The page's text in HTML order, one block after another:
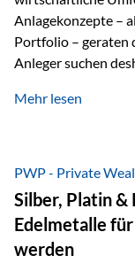
Anlagekonzepte –
Portfolio – geraten
Anleger suchen
Unsicherheit
monetäre Rolle
bemerkenswerte
Treiber sind
Spannungen und
ungedeckte
Mehr lesen
PWP - Private
Silber, Platin &
Edelmetalle
werden